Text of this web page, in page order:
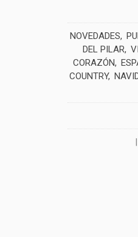
NOVEDADES
DEL PILAR
CORAZÓN
COUNTRY